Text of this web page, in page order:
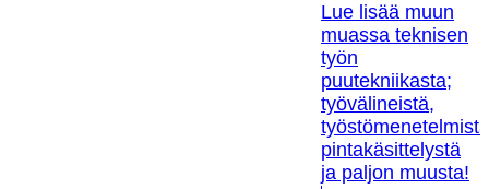
Lue lisää muun
muassa teknisen
työn
puutekniikasta;
työvälineistä,
pintakäsittelystä
ja paljon muusta!